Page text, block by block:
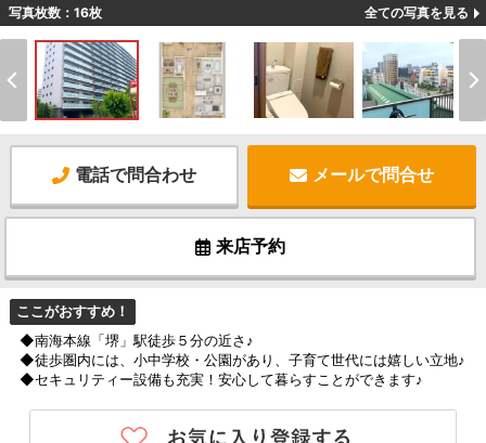
写真枚数：16枚 全ての写真を見る
電話で問合わせ メールで問合せ
来店予約
ここがおすすめ！
◆南海本線「堺」駅徒歩５分の近さ♪
◆徒歩圏内には、小中学校・公園があり、子育て世代には嬉しい立地♪
◆セキュリティー設備も充実！安心して暮らすことができます♪